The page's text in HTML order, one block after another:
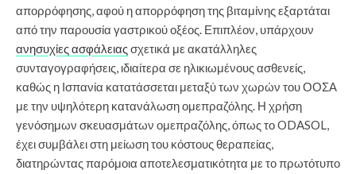
απορρόφησης, αφού η απορρόφηση της βιταμίνης εξαρτάται
από την παρουσία γαστρικού οξέος. Επιπλέον, υπάρχουν
ανησυχίες ασφάλειαςσχετικά με ακατάλληλες
συνταγογραφήσεις, ιδιαίτερα σε ηλικιωμένους ασθενείς,
καθώς η Ισπανία κατατάσσεται μεταξύ των χωρών του ΟΟΣΑ
με την υψηλότερη κατανάλωση ομεπραζόλης. Η χρήση
γενόσημων σκευασμάτων ομεπραζόλης, όπως το ODASOL,
έχει συμβάλει στη μείωση του κόστους θεραπείας,
διατηρώντας παρόμοια αποτελεσματικότητα με το πρωτότυπο